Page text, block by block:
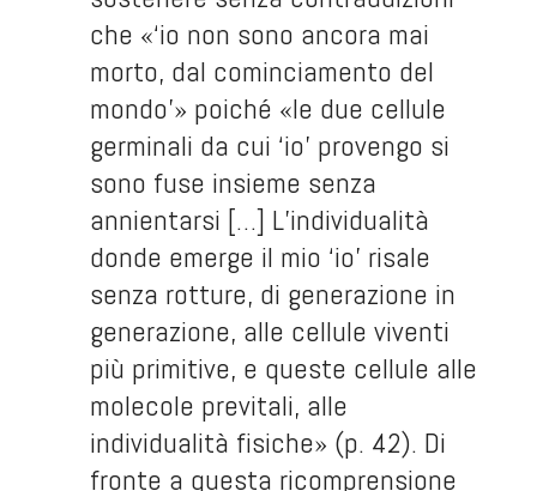
che «‘io non sono ancora mai
morto, dal cominciamento del
mondo’» poiché «le due cellule
germinali da cui ‘io’ provengo si
sono fuse insieme senza
annientarsi […] L’individualità
donde emerge il mio ‘io’ risale
senza rotture, di generazione in
generazione, alle cellule viventi
più primitive, e queste cellule alle
molecole previtali, alle
individualità fisiche» (p. 42). Di
fronte a questa ricomprensione